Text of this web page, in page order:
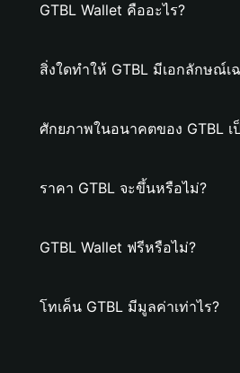
GTBL Wallet คืออะไร?
สิ่งใดทำให้ GTBL มีเอกลักษณ์เ
ศักยภาพในอนาคตของ GTBL เ
ราคา GTBL จะขึ้นหรือไม่?
GTBL Wallet ฟรีหรือไม่?
โทเค็น GTBL มีมูลค่าเท่าไร?